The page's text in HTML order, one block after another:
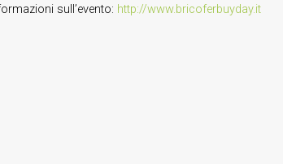
sull’evento: http://www.bricoferbuyday.it